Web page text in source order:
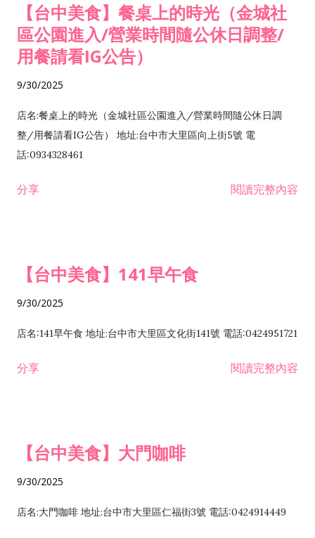
【台中美食】餐桌上的時光（金城社
區公園進入/營業時間隨公休日調整/
用餐請看IG公告）
9/30/2025
店名:餐桌上的時光（金城社區公園進入/營業時間隨公休日調
整/用餐請看IG公告） 地址:台中市大里區向上街5號 電
話:0934328461
分享 閱讀完整內容
【台中美食】141早午食
9/30/2025
店名:141早午食 地址:台中市大里區文化街141號 電話:0424951721
分享 閱讀完整內容
【台中美食】大門咖啡
9/30/2025
店名:大門咖啡 地址:台中市大里區仁福街3號 電話:0424914449